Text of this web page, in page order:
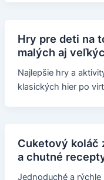
Hry pre deti na
malých aj
Najlepšie hry a
klasických hier po
Cuketový koláč
a chutné
Jednoduché a